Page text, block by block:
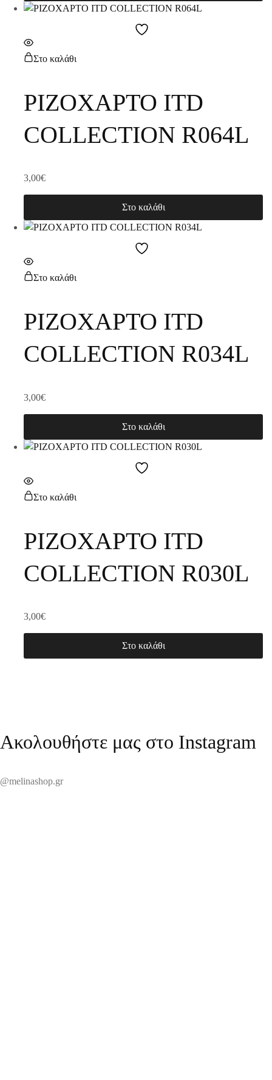
Στο καλάθι
ΡΙΖΟΧΑΡΤΟ ITD
COLLECTION R064L
3,00€
Στο καλάθι
Στο καλάθι
ΡΙΖΟΧΑΡΤΟ ITD
COLLECTION R034L
3,00€
Στο καλάθι
Στο καλάθι
ΡΙΖΟΧΑΡΤΟ ITD
COLLECTION R030L
3,00€
Στο καλάθι
Ακολουθήστε μας στο Instagram
@melinashop.gr